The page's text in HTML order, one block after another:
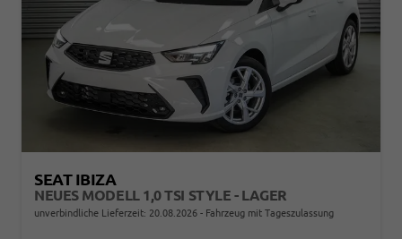
SEAT IBIZA
NEUES MODELL 1,0 TSI STYLE - LAGER
unverbindliche Lieferzeit: 20.08.2026 Fahrzeug mit Tageszulassung